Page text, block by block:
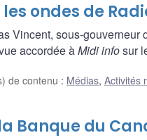
ondes de
Vincent, sous-gouverneur
accordée àMidi infosur
de contenu : Médias, Activités
Banque du